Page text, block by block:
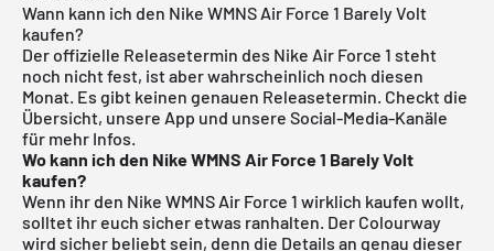
Wann kann ich den Nike WMNS Air Force 1 Barely Volt
kaufen?
Der offizielle Releasetermin des Nike Air Force 1 steht
noch nicht fest, ist aber wahrscheinlich noch diesen
Monat. Es gibt keinen genauen Releasetermin. Checkt die
Übersicht, unsere App und unsere Social-Media-Kanäle
für mehr Infos.
Wo kann ich den Nike WMNS Air Force 1 Barely Volt
kaufen?
Wenn ihr den Nike WMNS Air Force 1 wirklich kaufen wollt,
solltet ihr euch sicher etwas ranhalten. Der Colourway
wird sicher beliebt sein, denn die Details an genau dieser